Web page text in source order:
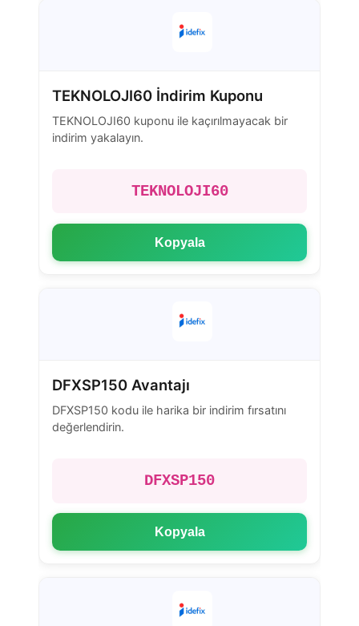
TEKNOLOJI60 İndirim Kuponu
TEKNOLOJI60 kuponu ile kaçırılmayacak bir
indirim yakalayın.
TEKNOLOJI60
Kopyala
DFXSP150 Avantajı
DFXSP150 kodu ile harika bir indirim fırsatını
değerlendirin.
DFXSP150
Kopyala